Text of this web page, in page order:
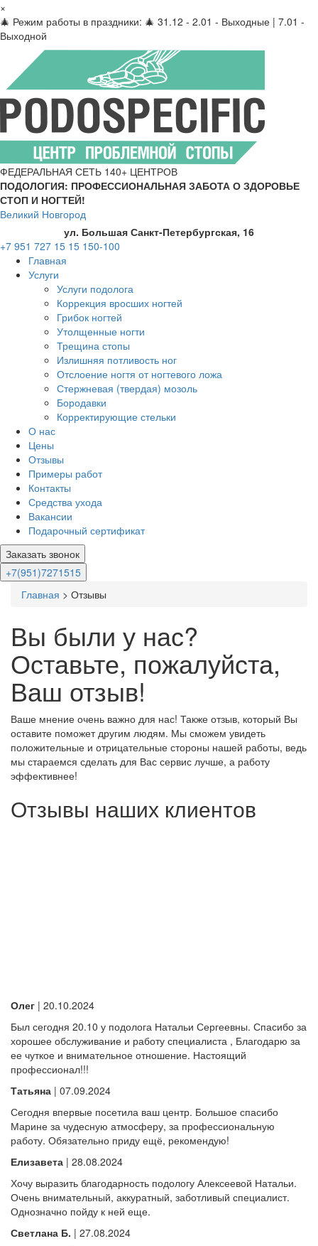
×
🎄 Режим работы в праздники: 🎄 31.12 - 2.01 - Выходные | 7.01 -
Выходной
ФЕДЕРАЛЬНАЯ СЕТЬ 140+ ЦЕНТРОВ
ПОДОЛОГИЯ: ПРОФЕССИОНАЛЬНАЯ ЗАБОТА О ЗДОРОВЬЕ
СТОП И НОГТЕЙ!
Великий Новгород
ул. Большая Санкт-Петербургская, 16
+7 951 727 15 15 150-100
Главная
Услуги
Услуги подолога
Коррекция вросших ногтей
Грибок ногтей
Утолщенные ногти
Трещина стопы
Излишняя потливость ног
Отслоение ногтя от ногтевого ложа
Стержневая (твердая) мозоль
Бородавки
Корректирующие стельки
О нас
Цены
Отзывы
Примеры работ
Контакты
Средства ухода
Вакансии
Подарочный сертификат
Заказать звонок
+7(951)7271515
Главная > Отзывы
Вы были у нас?
Оставьте, пожалуйста,
Ваш отзыв!
Ваше мнение очень важно для нас! Также отзыв, который Вы
оставите поможет другим людям. Мы сможем увидеть
положительные и отрицательные стороны нашей работы, ведь
мы стараемся сделать для Вас сервис лучше, а работу
эффективнее!
Отзывы наших клиентов
Олег | 20.10.2024
Был сегодня 20.10 у подолога Натальи Сергеевны. Спасибо за
хорошее обслуживание и работу специалиста , Благодарю за
ее чуткое и внимательное отношение. Настоящий
профессионал!!!
Татьяна | 07.09.2024
Сегодня впервые посетила ваш центр. Большое спасибо
Марине за чудесную атмосферу, за профессиональную
работу. Обязательно приду ещё, рекомендую!
Елизавета | 28.08.2024
Хочу выразить благодарность подологу Алексеевой Натальи.
Очень внимательный, аккуратный, заботливый специалист.
Однозначно пойду к ней еще.
Светлана Б. | 27.08.2024